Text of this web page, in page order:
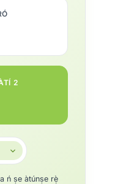
2
ń ṣe àtúnṣe rẹ̀